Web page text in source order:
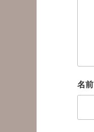
名前